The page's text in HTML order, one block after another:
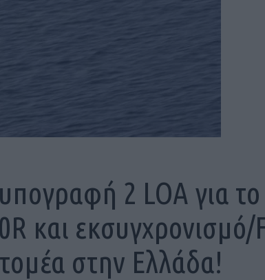
2 LOA για
και εκσυγχρονισμό/
στην Ελλάδα!